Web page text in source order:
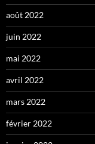
août 2022
juin 2022
mai 2022
avril 2022
mars 2022
février 2022